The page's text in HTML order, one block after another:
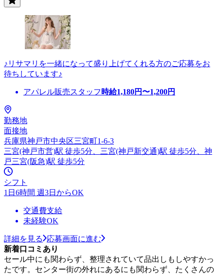
♪リサマリを一緒になって盛り上げてくれる方のご応募をお
待ちしています♪
アパレル販売スタッフ 時給1,180円〜1,200円
勤務地
面接地
兵庫県神戸市中央区三宮町1-6-3
三宮(神戸市営)駅 徒歩5分、三宮(神戸新交通)駅 徒歩5分、神
戸三宮(阪急)駅 徒歩5分
シフト
1日6時間 週3日からOK
交通費支給
未経験OK
詳細を見る
応募画面に進む
新着口コミあり
セール中にも関わらず、整理されていて品出しもしやすかっ
たです。センター街の外れにあるにも関わらず、たくさんの